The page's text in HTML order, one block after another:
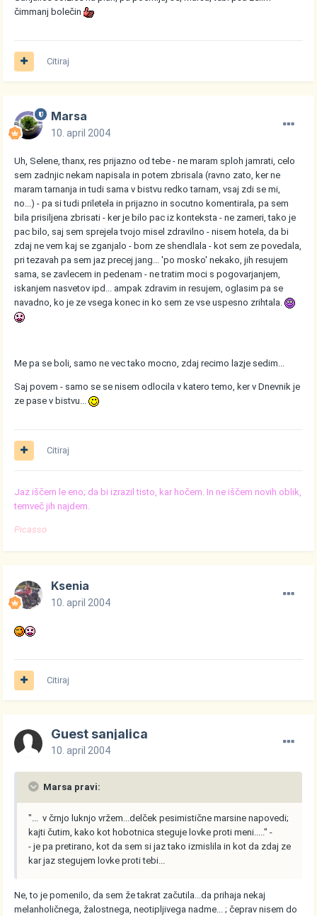
čimmanj bolečin
Citiraj
Marsa
10. april 2004
Uh, Selene, thanx, res prijazno od tebe - ne maram sploh jamrati, celo
sem zadnjic nekam napisala in potem zbrisala (ravno zato, ker ne
maram tarnanja in tudi sama v bistvu redko tarnam, vsaj zdi se mi,
no...) - pa si tudi priletela in prijazno in socutno komentirala, pa sem
bila prisiljena zbrisati - ker je bilo pac iz konteksta - ne zameri, tako je
pac bilo, saj sem sprejela tvojo misel zdravilno - nisem hotela, da bi
zdaj ne vem kaj se zganjalo - bom ze shendlala - kot sem ze povedala,
pri tezavah pa sem jaz precej jang... 'po mosko' nekako, jih resujem
sama, se zavlecem in pedenam - ne tratim moci s pogovarjanjem,
iskanjem nasvetov ipd... ampak zdravim in resujem, oglasim pa se
navadno, ko je ze vsega konec in ko sem ze vse uspesno zrihtala.
Me pa se boli, samo ne vec tako mocno, zdaj recimo lazje sedim...
Saj povem - samo se se nisem odlocila v katero temo, ker v Dnevnik je
ze pase v bistvu...
Citiraj
Jaz iščem le eno; da bi izrazil tisto, kar hočem. In ne iščem novih oblik,
temveč jih najdem.
Picasso
Ksenia
10. april 2004
Citiraj
Guest sanjalica
10. april 2004
Marsa pravi:
"... v črnjo luknjo vržem...delček pesimistične marsine napovedi;
kajti čutim, kako kot hobotnica steguje lovke proti meni....." -
- je pa pretirano, kot da sem si jaz tako izmislila in kot da zdaj ze
kar jaz stegujem lovke proti tebi...
Ne, to je pomenilo, da sem že takrat začutila...da prihaja nekaj
melanholičnega, žalostnega, neotipljivega nadme... ; čeprav nisem do